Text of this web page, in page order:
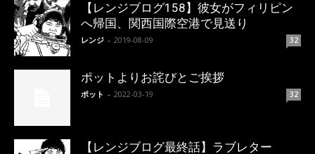
【レンジブログ158】彼女がフィリピン
へ帰国、関西国際空港で見送り
レンジ - 2019-08-09 32
ポットよりお詫びとご挨拶
ポット - 2022-03-19 32
【レンジブログ最終話】ラブレター